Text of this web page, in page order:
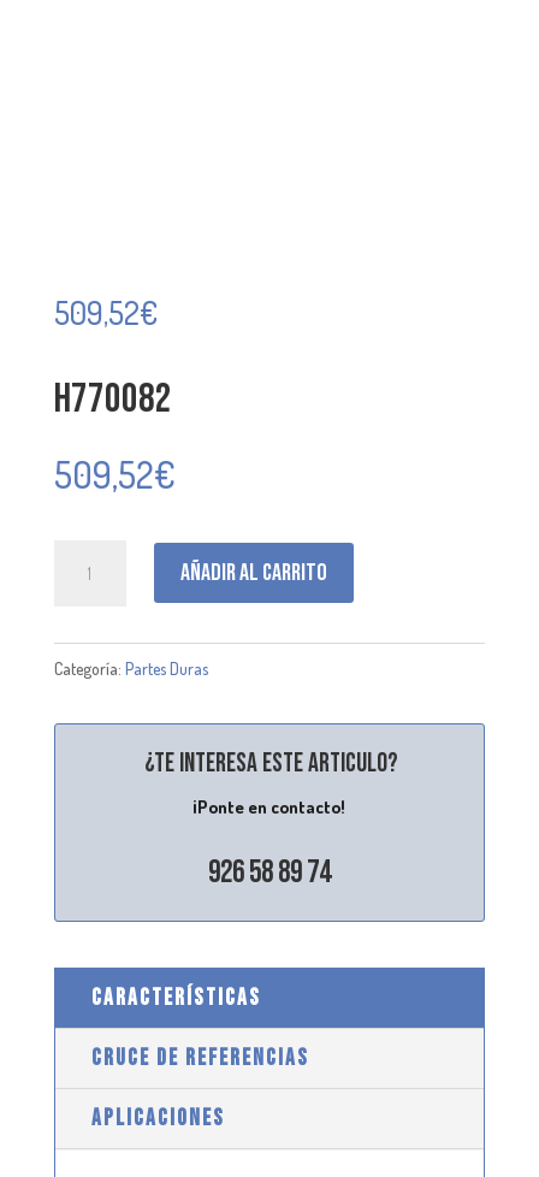
509,52€
H770082
509,52€
Añadir al carrito
Categoría: Partes Duras
¿Te interesa este articulo?
¡Ponte en contacto!
926 58 89 74
CARACTERÍSTICAS
CRUCE DE REFERENCIAS
APLICACIONES